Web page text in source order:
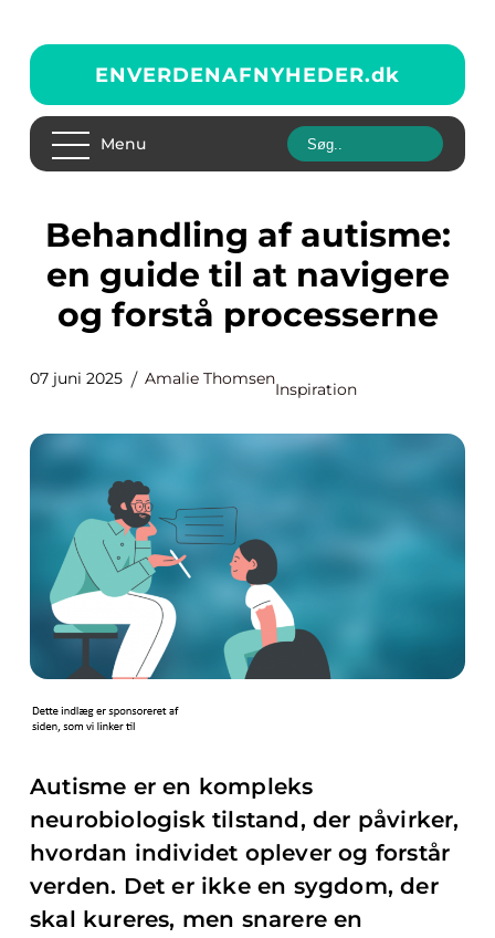
ENVERDENAFNYHEDER.dk
Menu
Behandling af autisme:
en guide til at navigere
og forstå processerne
07 juni 2025 Amalie Thomsen
Inspiration
Autisme er en kompleks
neurobiologisk tilstand, der påvirker,
hvordan individet oplever og forstår
verden. Det er ikke en sygdom, der
skal kureres, men snarere en